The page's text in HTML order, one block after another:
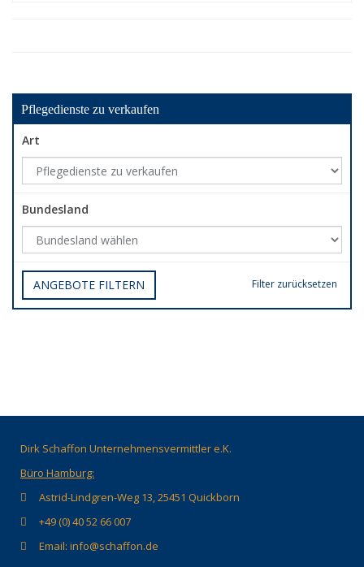
Pflegedienste zu verkaufen
Art
Bundesland
Filter zurücksetzen
ANGEBOTE FILTERN
Dirk Schaffon Unternehmensvermittler e.K.
Büro Hamburg:
Astrid-Lindgren-Weg 13, 25451 Quickborn
+49 (0) 40 52 66 007
Email: info@schaffon.de